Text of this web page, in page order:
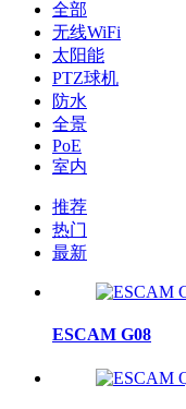
全部
无线WiFi
太阳能
PTZ球机
防水
全景
PoE
室内
推荐
热门
最新
ESCAM G08